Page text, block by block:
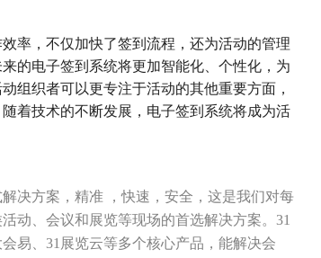
率，不仅加快了签到流程，还为活动的管理
的电子签到系统将更加智能化、个性化，为
组织者可以更专注于活动的其他重要方面，
着技术的不断发展，电子签到系统将成为活
决方案，精准 ，快速，安全，这是我们对每
动、会议和展览等现场的首选解决方案。31
易、31展览云等多个核心产品，能解决会